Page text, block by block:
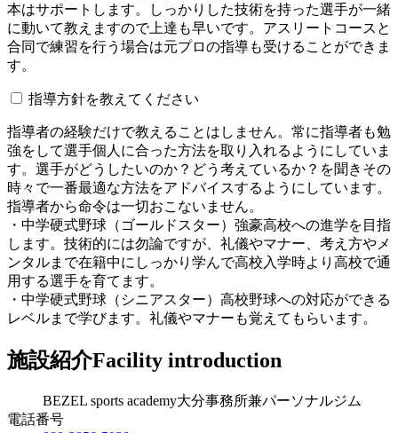
本はサポートします。しっかりした技術を持った選手が一緒
に動いて教えますので上達も早いです。アスリートコースと
合同で練習を行う場合は元プロの指導も受けることができま
す。
指導方針を教えてください
指導者の経験だけで教えることはしません。常に指導者も勉
強をして選手個人に合った方法を取り入れるようにしていま
す。選手がどうしたいのか？どう考えているか？を聞きその
時々で一番最適な方法をアドバイスするようにしています。
指導者から命令は一切おこないません。
・中学硬式野球（ゴールドスター）強豪高校への進学を目指
します。技術的には勿論ですが、礼儀やマナー、考え方やメ
ンタルまで在籍中にしっかり学んで高校入学時より高校で通
用する選手を育てます。
・中学硬式野球（シニアスター）高校野球への対応ができる
レベルまで学びます。礼儀やマナーも覚えてもらいます。
施設紹介Facility introduction
BEZEL sports academy大分事務所兼パーソナルジム
電話番号